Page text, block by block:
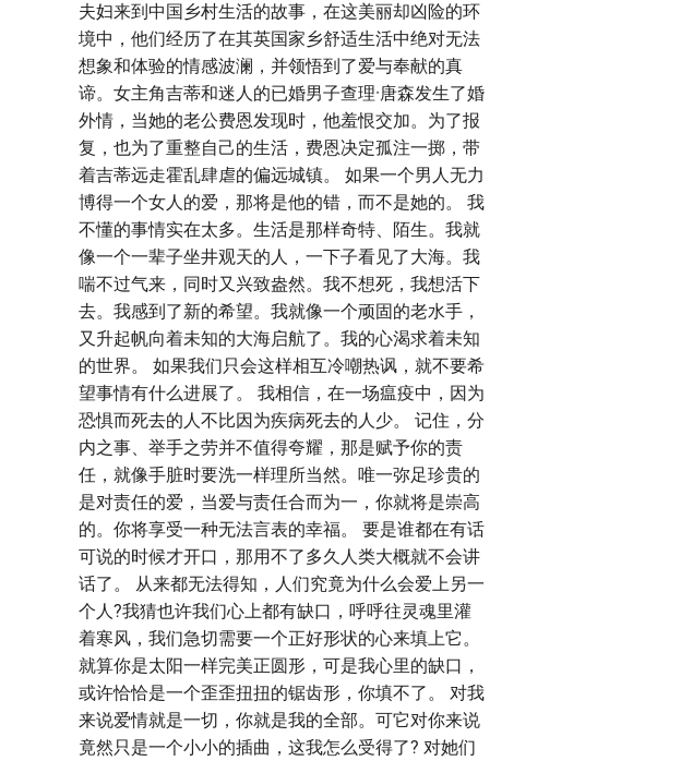
夫妇来到中国乡村生活的故事，在这美丽却凶险的环
境中，他们经历了在其英国家乡舒适生活中绝对无法
想象和体验的情感波澜，并领悟到了爱与奉献的真
谛。女主角吉蒂和迷人的已婚男子查理·唐森发生了婚
外情，当她的老公费恩发现时，他羞恨交加。为了报
复，也为了重整自己的生活，费恩决定孤注一掷，带
着吉蒂远走霍乱肆虐的偏远城镇。 如果一个男人无力
博得一个女人的爱，那将是他的错，而不是她的。 我
不懂的事情实在太多。生活是那样奇特、陌生。我就
像一个一辈子坐井观天的人，一下子看见了大海。我
喘不过气来，同时又兴致盎然。我不想死，我想活下
去。我感到了新的希望。我就像一个顽固的老水手，
又升起帆向着未知的大海启航了。我的心渴求着未知
的世界。 如果我们只会这样相互冷嘲热讽，就不要希
望事情有什么进展了。 我相信，在一场瘟疫中，因为
恐惧而死去的人不比因为疾病死去的人少。 记住，分
内之事、举手之劳并不值得夸耀，那是赋予你的责
任，就像手脏时要洗一样理所当然。唯一弥足珍贵的
是对责任的爱，当爱与责任合而为一，你就将是崇高
的。你将享受一种无法言表的幸福。 要是谁都在有话
可说的时候才开口，那用不了多久人类大概就不会讲
话了。 从来都无法得知，人们究竟为什么会爱上另一
个人?我猜也许我们心上都有缺口，呼呼往灵魂里灌
着寒风，我们急切需要一个正好形状的心来填上它。
就算你是太阳一样完美正圆形，可是我心里的缺口，
或许恰恰是一个歪歪扭扭的锯齿形，你填不了。 对我
来说爱情就是一切，你就是我的全部。可它对你来说
竟然只是一个小小的插曲，这我怎么受得了? 对她们